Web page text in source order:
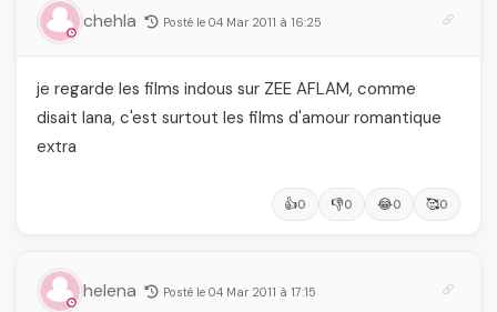
chehla Posté le 04 Mar 2011 à 16:25
je regarde les films indous sur ZEE AFLAM, comme
disait lana, c'est surtout les films d'amour romantique
extra
👍0 👎0 😂0 🥰0
helena Posté le 04 Mar 2011 à 17:15